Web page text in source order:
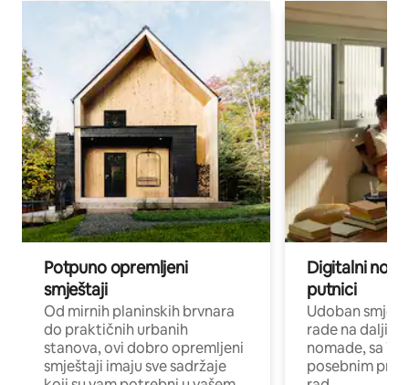
Potpuno opremljeni
smještaji
Od mirnih planinskih brvnara
do praktičnih urbanih
stanova, ovi dobro opremljeni
smještaji imaju sve sadržaje
Digitalni
putnici
Udoban
rade na
nomade, sa
posebnim